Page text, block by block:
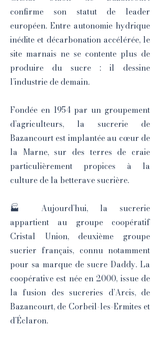
confirme son statut de leader
européen. Entre autonomie hydrique
inédite et décarbonation accélérée, le
site marnais ne se contente plus de
produire du sucre : il dessine
l’industrie de demain.
Fondée en 1954 par un groupement
d’agriculteurs, la sucrerie de
Bazancourt est implantée au cœur de
la Marne, sur des terres de craie
particulièrement propices à la
culture de la betterave sucrière.
🏭 Aujourd’hui, la sucrerie
appartient au groupe coopératif
Cristal Union, deuxième groupe
sucrier français, connu notamment
pour sa marque de sucre Daddy. La
coopérative est née en 2000, issue de
la fusion des sucreries d’Arcis, de
Bazancourt, de Corbeil-les-Ermites et
d’Éclaron.